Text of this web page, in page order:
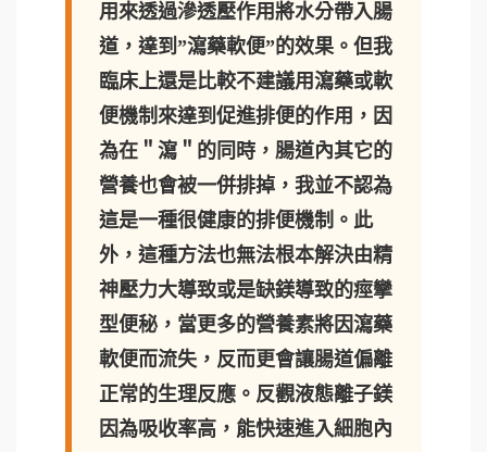
用來透過滲透壓作用將水分帶入腸
道，達到”瀉藥軟便”的效果。但我
臨床上還是比較不建議用瀉藥或軟
便機制來達到促進排便的作用，因
為在＂瀉＂的同時，腸道內其它的
營養也會被一併排掉，我並不認為
這是一種很健康的排便機制。此
外，這種方法也無法根本解決由精
神壓力大導致或是缺鎂導致的痙攣
型便秘，當更多的營養素將因瀉藥
軟便而流失，反而更會讓腸道偏離
正常的生理反應。反觀液態離子鎂
因為吸收率高，能快速進入細胞內